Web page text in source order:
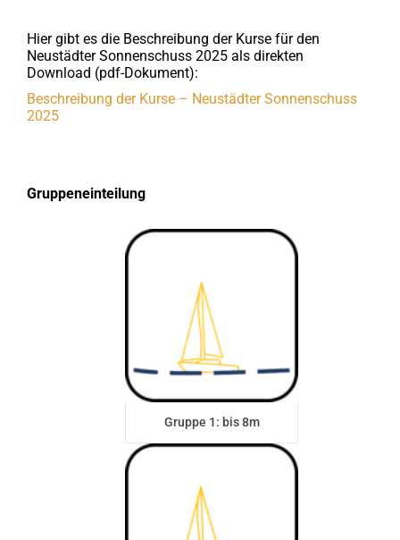
Hier gibt es die Beschreibung der Kurse für den
Neustädter Sonnenschuss 2025 als direkten
Download (pdf-Dokument):
Beschreibung der Kurse – Neustädter Sonnenschuss
2025
Gruppeneinteilung
Gruppe 1: bis 8m